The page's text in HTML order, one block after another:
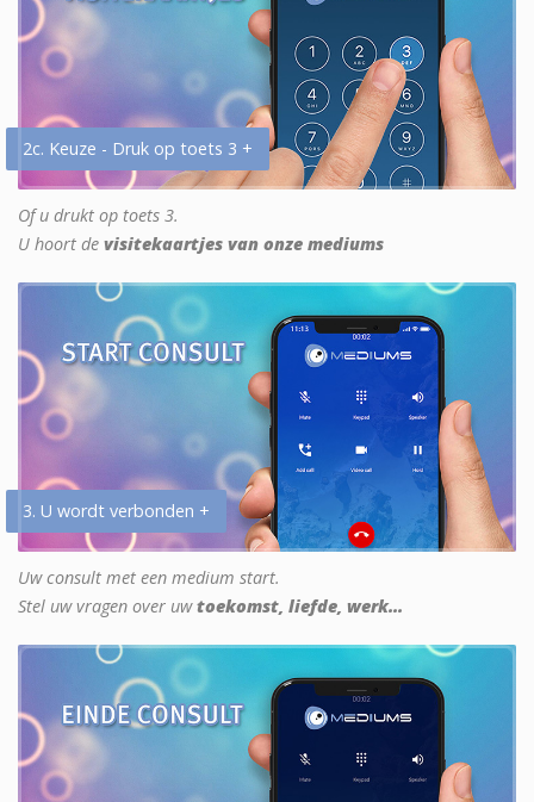
2c. Keuze - Druk op toets 3 +
Of u drukt op toets 3.
U hoort de visitekaartjes van onze mediums
3. U wordt verbonden +
Uw consult met een medium start.
Stel uw vragen over uwtoekomst, liefde, werk...